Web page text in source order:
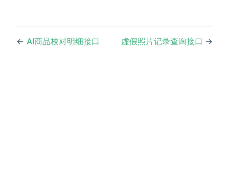
← AI商品校对明细接口 虚假照片记录查询接口 →